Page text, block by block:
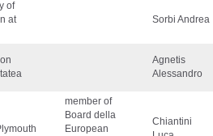
of
at
Sorbi Andrea
Agnetis
Alessandro
member of
Board della
European
Chiantini